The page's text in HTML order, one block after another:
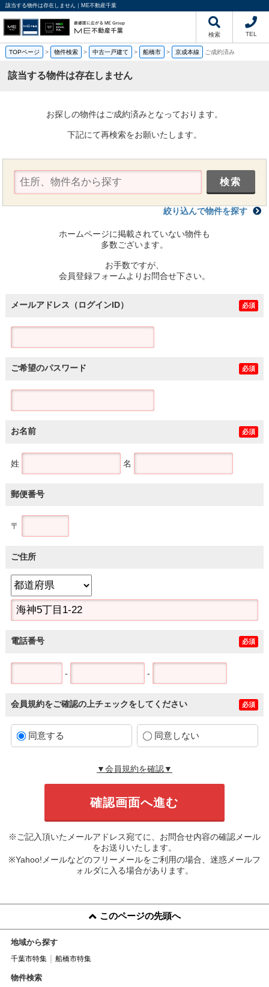
該当する物件は存在しません｜ME不動産千葉
検索 TEL
TOPページ > 物件検索 > 中古一戸建て > 船橋市 > 京成本線 ご成約済み
該当する物件は存在しません
お探しの物件はご成約済みとなっております。
下記にて再検索をお願いたします。
絞り込んで物件を探す
ホームページに掲載されていない物件も
多数ございます。
お手数ですが、
会員登録フォームよりお問合せ下さい。
メールアドレス（ログインID） 必須
ご希望のパスワード 必須
お名前 必須
姓 名
郵便番号
〒
ご住所
電話番号 必須
- -
会員規約をご確認の上チェックをしてください 必須
同意する 同意しない
▼会員規約を確認▼
※ご記入頂いたメールアドレス宛てに、お問合せ内容の確認メール
をお送りいたします。
※Yahoo!メールなどのフリーメールをご利用の場合、迷惑メールフ
ォルダに入る場合があります。
このページの先頭へ
地域から探す
千葉市特集 船橋市特集
物件検索